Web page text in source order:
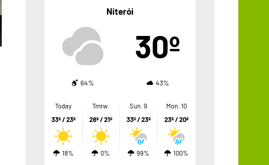
Niterói
30º
64% 43%
Today
33º / 23º
18%
Tmrw.
28º / 21º
0%
Sun. 9
33º / 23º
99%
Mon. 10
23º / 20º
100%